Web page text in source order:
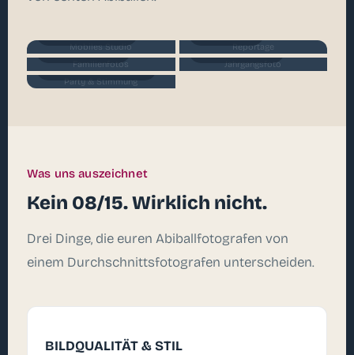
Mobiles Studio Reportage
Familienfotos
Familienfotos
Jahrgangsfoto
Jahrgangsfoto
Party & Stimmung
Party & Stimmung
Was uns auszeichnet
Kein 08/15. Wirklich nicht.
Drei Dinge, die euren Abiballfotografen von
einem Durchschnittsfotografen unterscheiden.
BILDQUALITÄT & STIL